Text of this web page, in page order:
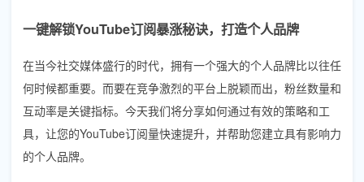
一键解锁YouTube订阅暴涨秘诀，打造个人品牌
在当今社交媒体盛行的时代，拥有一个强大的个人品牌比以往任
何时候都重要。而要在竞争激烈的平台上脱颖而出，粉丝数量和
互动率是关键指标。今天我们将分享如何通过有效的策略和工
具，让您的YouTube订阅量快速提升，并帮助您建立具有影响力
的个人品牌。